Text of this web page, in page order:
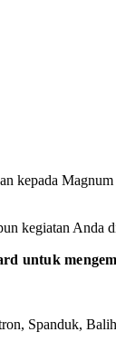
kepada
kegiatan Anda
untuk
Spanduk,